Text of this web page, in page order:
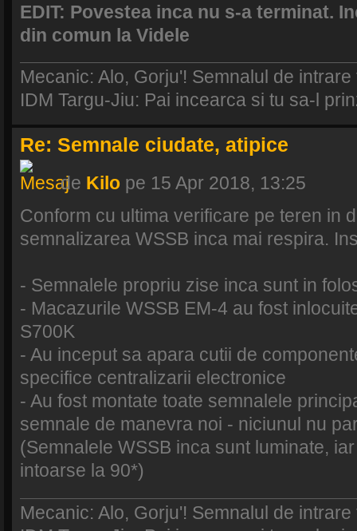
EDIT: Povestea inca nu s-a terminat.
din comun la Videle
Mecanic: Alo, Gorju'! Semnalul de
IDM Targu-Jiu: Pai incearca si tu sa-l
Re: Semnale ciudate, atipice
de Kilope 15 Apr 2018, 13:25
Conform cu ultima verificare pe teren in
semnalizarea WSSB inca mai respira.
- Semnalele propriu zise inca sunt in
- Macazurile WSSB EM-4 au fost
S700K
- Au inceput sa apara cutii de
specifice centralizarii electronice
- Au fost montate toate semnalele
semnale de manevra noi - niciunul nu
(Semnalele WSSB inca sunt luminate,
intoarse la 90*)
Mecanic: Alo, Gorju'! Semnalul de